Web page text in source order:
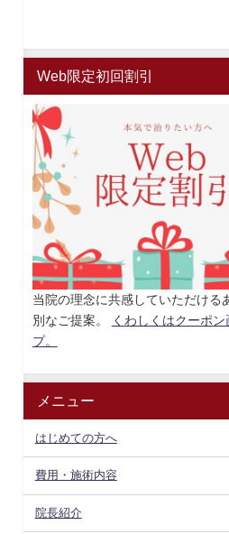
Web限定初回割引
当院の理念に共感していただける
別なご提案。
くわしくはクーポン
プ。
メニュー
はじめての方へ
費用・施術内容
院長紹介